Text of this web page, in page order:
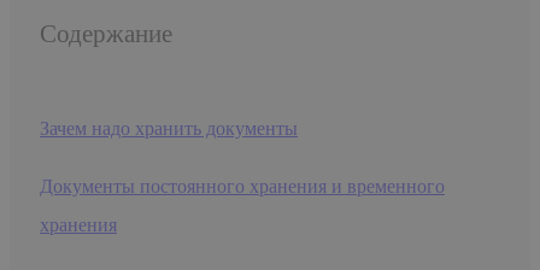
Содержание
Зачем надо хранить документы
Документы постоянного хранения и временного
хранения